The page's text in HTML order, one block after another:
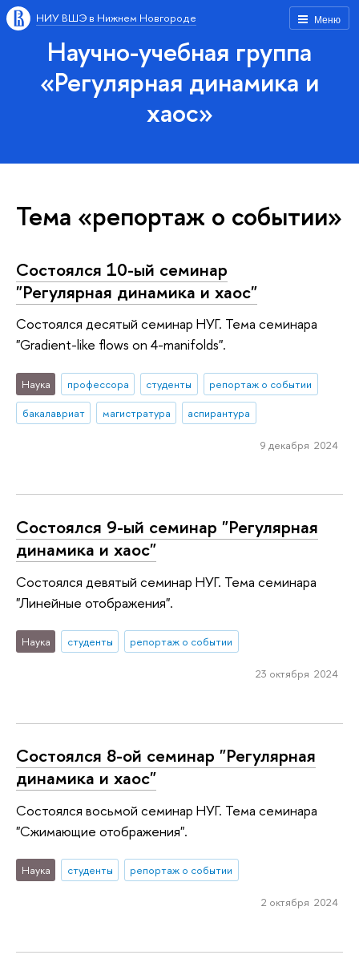
Меню
НИУ ВШЭ в Нижнем Новгороде
Научно-учебная группа
«Регулярная динамика и
хаос»
Тема «репортаж о событии»
Состоялся 10-ый семинар
"Регулярная динамика и хаос"
Состоялся десятый семинар НУГ. Тема семинара
"Gradient-like flows on 4-manifolds".
Наука профессора студенты
репортаж о событии
бакалавриат
магистратура аспирантура
9 декабря 2024
Состоялся 9-ый семинар "Регулярная
динамика и хаос"
Состоялся девятый семинар НУГ. Тема семинара
"Линейные отображения".
Наука студенты репортаж о событии
23 октября 2024
Состоялся 8-ой семинар "Регулярная
динамика и хаос"
Состоялся восьмой семинар НУГ. Тема семинара
"Сжимающие отображения".
Наука студенты репортаж о событии
2 октября 2024